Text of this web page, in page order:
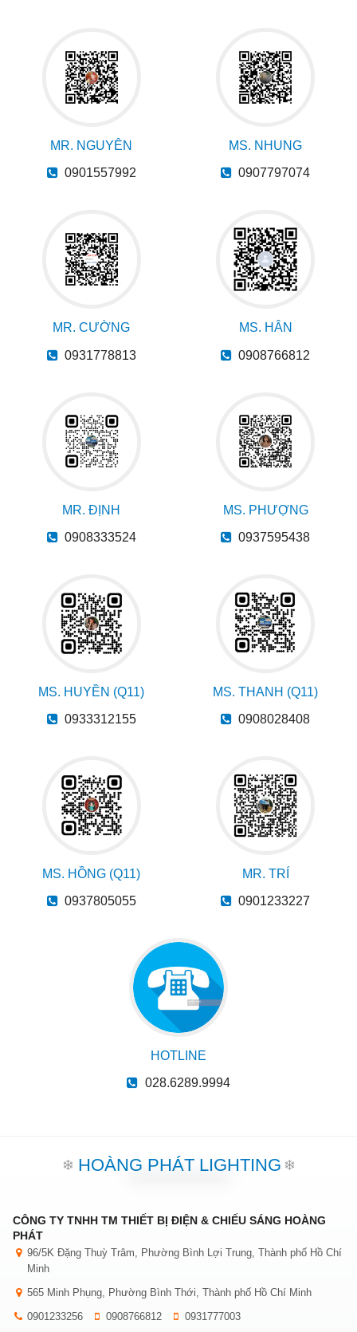
MR. NGUYÊN
0901557992
MS. NHUNG
0907797074
MR. CƯỜNG
0931778813
MS. HÂN
0908766812
MR. ĐỊNH
0908333524
MS. PHƯỢNG
0937595438
MS. HUYỀN (Q11)
0933312155
MS. THANH (Q11)
0908028408
MS. HỒNG (Q11)
0937805055
MR. TRÍ
0901233227
HOTLINE
028.6289.9994
HOÀNG PHÁT LIGHTING
CÔNG TY TNHH TM THIẾT BỊ ĐIỆN & CHIẾU SÁNG HOÀNG
PHÁT
96/5K Đặng Thuỳ Trâm, Phường Bình Lợi Trung, Thành phố Hồ Chí
Minh
565 Minh Phụng, Phường Bình Thới, Thành phố Hồ Chí Minh
0901233256
0908766812 0931777003